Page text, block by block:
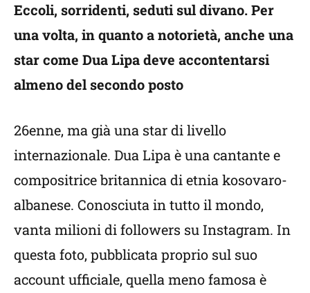
Eccoli, sorridenti, seduti sul divano. Per
una volta, in quanto a notorietà, anche una
star come Dua Lipa deve accontentarsi
almeno del secondo posto
26enne, ma già una star di livello
internazionale. Dua Lipa è una cantante e
compositrice britannica di etnia kosovaro-
albanese. Conosciuta in tutto il mondo,
vanta milioni di followers su Instagram. In
questa foto, pubblicata proprio sul suo
account ufficiale, quella meno famosa è